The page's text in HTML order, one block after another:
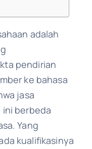
adalah
pendirian
ke bahasa
jasa
berbeda
Yang
kualifikasinya